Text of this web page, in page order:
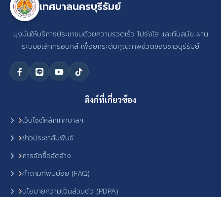
เทศบาลนครบุรีรัมย์
มุ่งมั่นให้บริการประชาชนด้วยความรวดเร็ว โปร่งใส และทันสมัย ผ่าน
ระบบอิเล็กทรอนิกส์ เพื่อยกระดับคุณภาพชีวิตของชาวบุรีรัมย์
ลิงก์ที่เกี่ยวข้อง
เว็บไซต์หลักเทศบาลฯ
ข่าวประชาสัมพันธ์
การจัดซื้อจัดจ้าง
คำถามที่พบบ่อย (FAQ)
นโยบายความเป็นส่วนตัว (PDPA)